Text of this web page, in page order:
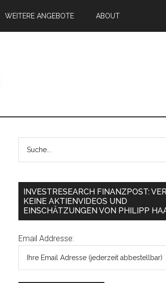
WEITERE ANGEBOTE ABOUT
INVESTRESEARCH FINANZPOST:
KEINE AKTIENVIDEOS UND
EINSCHÄTZUNGEN VON PHILIPP
Email Addresse: